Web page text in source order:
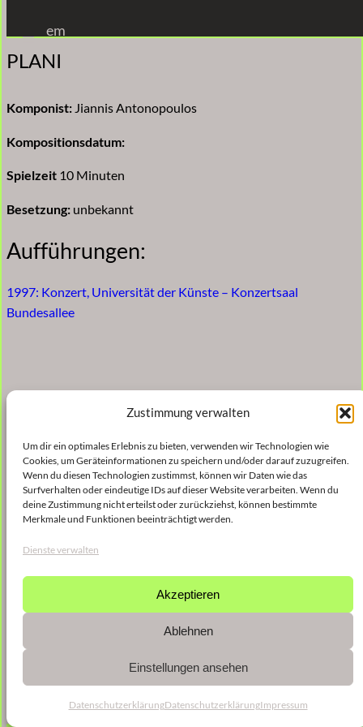
Zustimmung verwalten
Um dir ein optimales Erlebnis zu bieten, verwenden wir Technologien wie
Cookies, um Geräteinformationen zu speichern und/oder darauf zuzugreifen.
Wenn du diesen Technologien zustimmst, können wir Daten wie das
Surfverhalten oder eindeutige IDs auf dieser Website verarbeiten. Wenn du
deine Zustimmung nicht erteilst oder zurückziehst, können bestimmte
Merkmale und Funktionen beeinträchtigt werden.
Dienste verwalten
Akzeptieren
Ablehnen
Einstellungen ansehen
DatenschutzerklärungDatenschutzerklärungImpressum
Inhalt
springen
em
PLANI
Komponist:Jiannis Antonopoulos
Kompositionsdatum:
Spielzeit 10 Minuten
Besetzung: unbekannt
Aufführungen:
1997: Konzert, Universität der Künste – Konzertsaal
Bundesallee